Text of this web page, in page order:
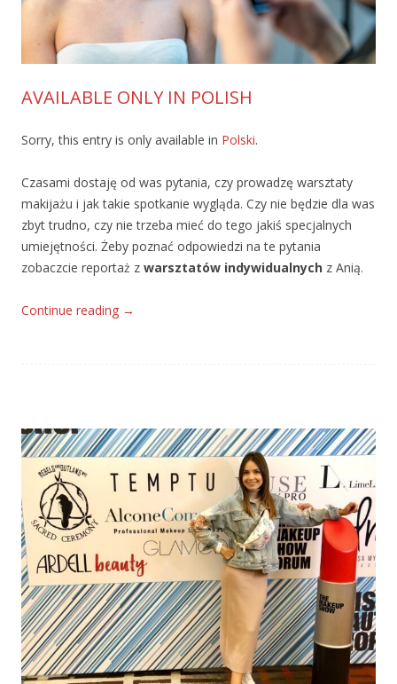
AVAILABLE ONLY IN POLISH
Sorry, this entry is only available in Polski.
Czasami dostaję od was pytania, czy prowadzę warsztaty
makijażu i jak takie spotkanie wygląda. Czy nie będzie dla was
zbyt trudno, czy nie trzeba mieć do tego jakiś specjalnych
umiejętności. Żeby poznać odpowiedzi na te pytania
zobaczcie reportaż z warsztatów indywidualnych z Anią.
Continue reading →